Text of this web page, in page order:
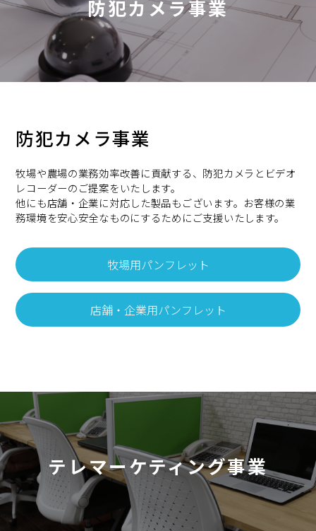
防犯カメラ事業
防犯カメラ事業
牧場や農場の業務効率改善に貢献する、防犯カメラとビデオ
レコーダーのご提案をいたします。
他にも店舗・企業に対応した製品もございます。お客様の業
務環境を安心安全なものにするためにご支援いたします。
牧場用パンフレット
店舗・企業用パンフレット
テレマーケティング事業